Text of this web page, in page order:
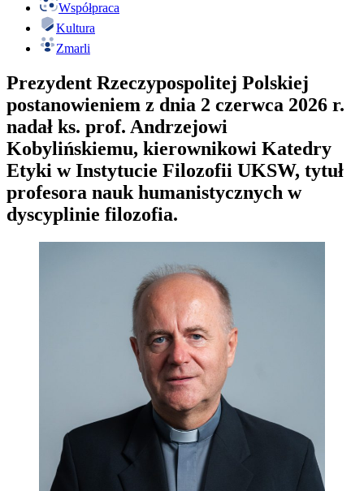
Współpraca
Kultura
Zmarli
Prezydent Rzeczypospolitej Polskiej
postanowieniem z dnia 2 czerwca 2026 r.
nadał ks. prof. Andrzejowi
Kobylińskiemu, kierownikowi Katedry
Etyki w Instytucie Filozofii UKSW, tytuł
profesora nauk humanistycznych w
dyscyplinie filozofia.